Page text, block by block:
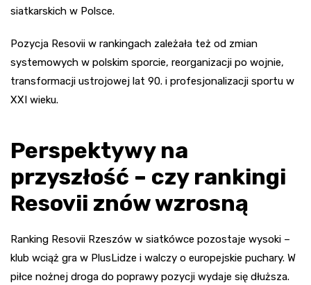
siatkarskich w Polsce.
Pozycja Resovii w rankingach zależała też od zmian
systemowych w polskim sporcie, reorganizacji po wojnie,
transformacji ustrojowej lat 90. i profesjonalizacji sportu w
XXI wieku.
Perspektywy na
przyszłość – czy rankingi
Resovii znów wzrosną
Ranking Resovii Rzeszów w siatkówce pozostaje wysoki –
klub wciąż gra w PlusLidze i walczy o europejskie puchary. W
piłce nożnej droga do poprawy pozycji wydaje się dłuższa.